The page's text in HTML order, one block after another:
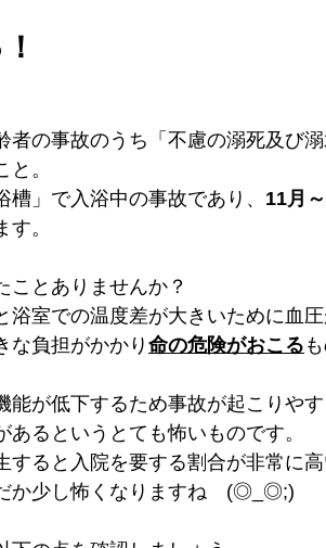
の事故のうち「不慮の溺死及び溺
。
」で入浴中の事故であり、 11月
。
ことありませんか？
浴室での温度差が大きいために血
な負担がかかり 命の危険がおこる
が低下するため事故が起こりやす
るというとても怖いものです。
ると入院を要する割合が非常に高
か少し怖くなりますね　(◎_◎;)